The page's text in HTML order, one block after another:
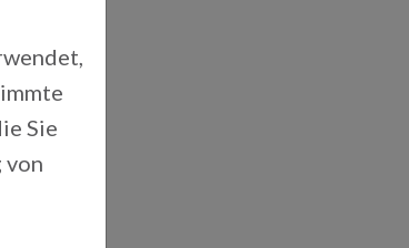
Sie
von